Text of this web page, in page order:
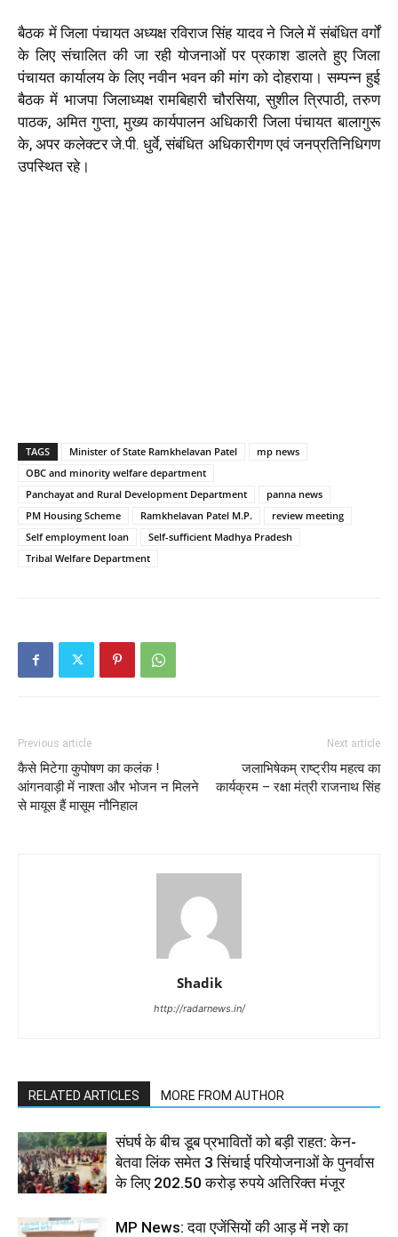
बैठक में जिला पंचायत अध्यक्ष रविराज सिंह यादव ने जिले में संबंधित वर्गों
के लिए संचालित की जा रही योजनाओं पर प्रकाश डालते हुए जिला
पंचायत कार्यालय के लिए नवीन भवन की मांग को दोहराया। सम्पन्न हुई
बैठक में भाजपा जिलाध्यक्ष रामबिहारी चौरसिया, सुशील त्रिपाठी, तरुण
पाठक, अमित गुप्ता, मुख्य कार्यपालन अधिकारी जिला पंचायत बालागुरू
के, अपर कलेक्टर जे.पी. धुर्वे, संबंधित अधिकारीगण एवं जनप्रतिनिधिगण
उपस्थित रहे।
TAGS Minister of State Ramkhelavan Patel
mp news
OBC and minority welfare department
Panchayat and Rural Development Department
panna news
PM Housing Scheme
Ramkhelavan Patel M.P.
review meeting
Self employment loan
Self-sufficient Madhya Pradesh
Tribal Welfare Department
Previous article
कैसे मिटेगा कुपोषण का कलंक !
आंगनवाड़ी में नाश्ता और भोजन न मिलने
से मायूस हैं मासूम नौनिहाल
Next article
जलाभिषेकम् राष्ट्रीय महत्व का
कार्यक्रम – रक्षा मंत्री राजनाथ सिंह
Shadik
http://radarnews.in/
RELATED ARTICLES MORE FROM AUTHOR
संघर्ष के बीच डूब प्रभावितों को बड़ी राहत: केन-
बेतवा लिंक समेत 3 सिंचाई परियोजनाओं के पुनर्वास
के लिए 202.50 करोड़ रुपये अतिरिक्त मंजूर
MP News: दवा एजेंसियों की आड़ में नशे का